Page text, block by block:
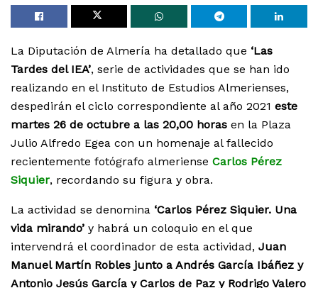
La Diputación de Almería ha detallado que ‘Las
Tardes del IEA’, serie de actividades que se han ido
realizando en el Instituto de Estudios Almerienses,
despedirán el ciclo correspondiente al año 2021 este
martes 26 de octubre a las 20,00 horas en la Plaza
Julio Alfredo Egea con un homenaje al fallecido
recientemente fotógrafo almeriense Carlos Pérez
Siquier, recordando su figura y obra.
La actividad se denomina ‘Carlos Pérez Siquier. Una
vida mirando’ y habrá un coloquio en el que
intervendrá el coordinador de esta actividad, Juan
Manuel Martín Robles junto a Andrés García Ibáñez y
Antonio Jesús García y Carlos de Paz y Rodrigo Valero